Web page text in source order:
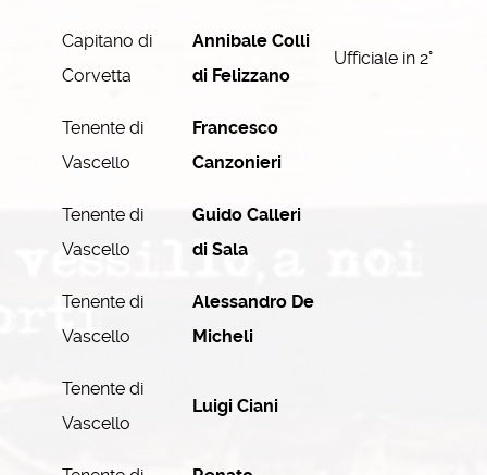
Capitano di
Corvetta
Annibale Colli
di Felizzano
Ufficiale in 2°
Tenente di
Vascello
Francesco
Canzonieri
Tenente di
Vascello
Guido Calleri
di Sala
Tenente di
Vascello
Alessandro De
Micheli
Tenente di
Vascello
Luigi Ciani